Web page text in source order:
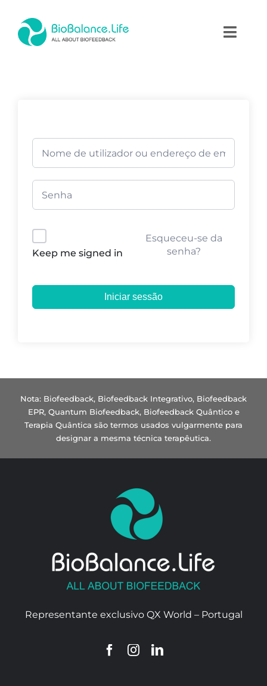
content
Produtos
Blog
Contactos
Keep me signed in
Esqueceu-se da
senha?
Iniciar sessão
Nota: Biofeedback, Biofeedback Integrativo, Biofeedback
EPR, Quantum Biofeedback, Biofeedback Quântico e
Terapia Quântica são termos usados vulgarmente para
designar a mesma técnica terapêutica.
Representante exclusivo QX World – Portugal